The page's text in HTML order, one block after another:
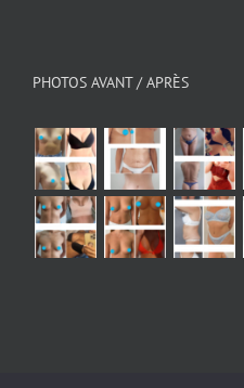
PHOTOS AVANT / APRÈS